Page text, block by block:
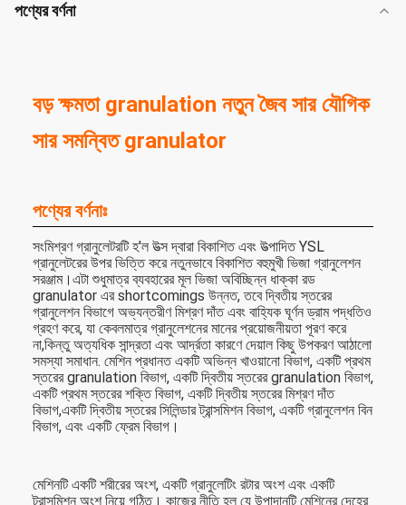
পণ্যের বর্ণনা
বড় ক্ষমতা granulation নতুন জৈব সার যৌগিক
সার সমন্বিত granulator
পণ্যের বর্ণনাঃ
সংমিশ্রণ গ্রানুলেটরটি হ'ল উত্স দ্বারা বিকাশিত এবং উত্পাদিত YSL
গ্রানুলেটরের উপর ভিত্তি করে নতুনভাবে বিকাশিত বহুমুখী ভিজা গ্রানুলেশন
সরঞ্জাম।এটা শুধুমাত্র ব্যবহারের মূল ভিজা অবিচ্ছিন্ন ধাক্কা রড
granulator এর shortcomings উন্নত, তবে দ্বিতীয় স্তরের
গ্রানুলেশন বিভাগে অভ্যন্তরীণ মিশ্রণ দাঁত এবং বাহ্যিক ঘূর্ণন ড্রাম পদ্ধতিও
গ্রহণ করে, যা কেবলমাত্র গ্রানুলেশনের মানের প্রয়োজনীয়তা পূরণ করে
না,কিন্তু অত্যধিক সান্দ্রতা এবং আর্দ্রতা কারণে দেয়াল কিছু উপকরণ আঠালো
সমস্যা সমাধান. মেশিন প্রধানত একটি অভিন্ন খাওয়ানো বিভাগ, একটি প্রথম
স্তরের granulation বিভাগ, একটি দ্বিতীয় স্তরের granulation বিভাগ,
একটি প্রথম স্তরের শক্তি বিভাগ, একটি দ্বিতীয় স্তরের মিশ্রণ দাঁত
বিভাগ,একটি দ্বিতীয় স্তরের সিলিন্ডার ট্রান্সমিশন বিভাগ, একটি গ্রানুলেশন বিন
বিভাগ, এবং একটি ফ্রেম বিভাগ।
মেশিনটি একটি শরীরের অংশ, একটি গ্রানুলেটিং রটার অংশ এবং একটি
ট্রান্সমিশন অংশ নিয়ে গঠিত। কাজের নীতি হল যে উপাদানটি মেশিনের দেহের